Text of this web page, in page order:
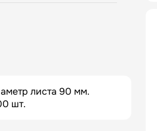
Китай
листа 90 мм.
шт.